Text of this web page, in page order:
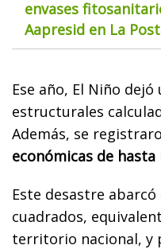
envases
Aapresid en La
Ese año, El Niño
estructurales
Además, se
económicas de hasta
Este desastre
cuadrados,
territorio nacional, y